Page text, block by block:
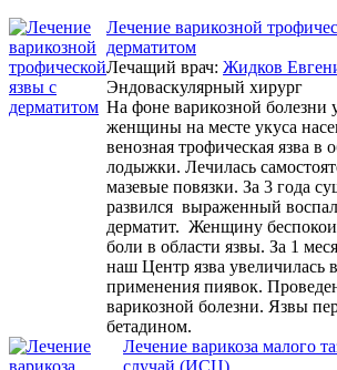
Лечение варикозной
дерматитом
Лечащий врач: Жидков
Эндоваскулярный хирург
На фоне варикозной болезни
женщины на месте укуса
венозная трофическая язва в
лодыжки. Лечилась
мазевые повязки. За 3 года
развился выраженный
дерматит. Женщину
боли в области язвы. За 1
наш Центр язва увеличилась
применения пиявок.
варикозной болезни. Язвы
бетадином.
Лечение варикоза малого
случай (ИСЦ)